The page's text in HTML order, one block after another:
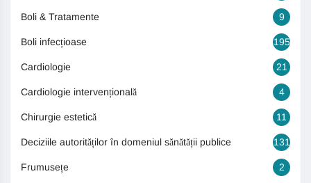
Boli & Tratamente 9
Boli infecțioase 195
Cardiologie 21
Cardiologie intervențională 4
Chirurgie estetică 11
Deciziile autorităților în domeniul sănătății publice 131
Frumusețe 2